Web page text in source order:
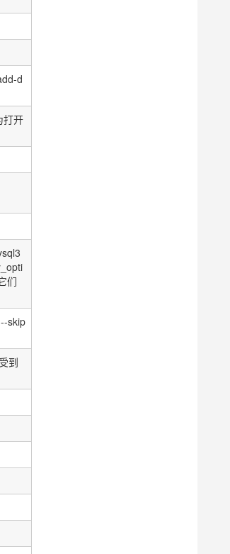
d
打开
们
--skip
到